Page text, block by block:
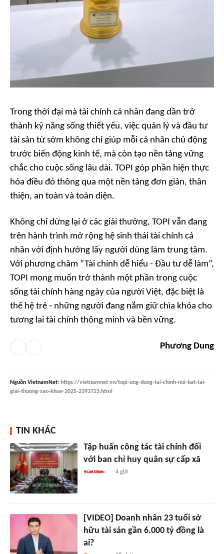
Trong thời đại mà tài chính cá nhân đang dần trở
thành kỹ năng sống thiết yếu, việc quản lý và đầu tư
tài sản từ sớm không chỉ giúp mỗi cá nhân chủ động
trước biến động kinh tế, mà còn tạo nền tảng vững
chắc cho cuộc sống lâu dài. TOPI góp phần hiện thực
hóa điều đó thông qua một nền tảng đơn giản, thân
thiện, an toàn và toàn diện.
Không chỉ dừng lại ở các giải thưởng, TOPI vẫn đang
trên hành trình mở rộng hệ sinh thái tài chính cá
nhân với định hướng lấy người dùng làm trung tâm.
Với phương châm “Tài chính dễ hiểu - Đầu tư dễ làm”,
TOPI mong muốn trở thành một phần trong cuộc
sống tài chính hàng ngày của người Việt, đặc biệt là
thế hệ trẻ - những người đang nắm giữ chìa khóa cho
tương lai tài chính thông minh và bền vững.
Phương Dung
Nguồn VietnamNet: https://vietnamnet.vn/topi-ung-dung-tai-chinh-noi-bat-tai-
giai-thuong-sao-khue-2025-2393723.html
TIN KHÁC
Tập huấn công tác tài chính đối
với ban chỉ huy quân sự cấp xã
4 giờ
[VIDEO] Doanh nhân 23 tuổi sở
hữu tài sản gần 6.000 tỷ đồng là
ai?